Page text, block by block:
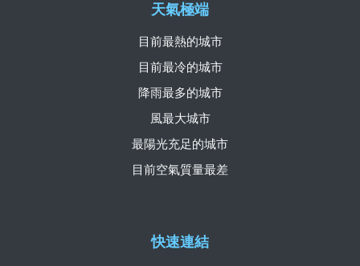
快速連結
天氣極端
目前最熱的城市
目前最冷的城市
降雨最多的城市
風最大城市
最陽光充足的城市
目前空氣質量最差